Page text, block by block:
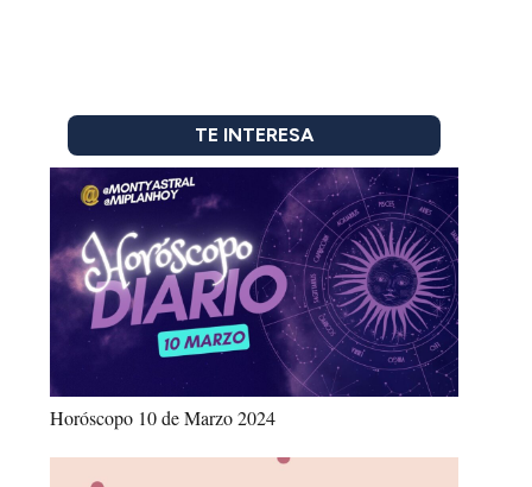
TE INTERESA
Horóscopo 10 de Marzo 2024